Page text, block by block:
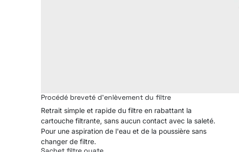
Procédé breveté d'enlèvement du filtre
Retrait simple et rapide du filtre en rabattant la
cartouche filtrante, sans aucun contact avec la saleté.
Pour une aspiration de l'eau et de la poussière sans
changer de filtre.